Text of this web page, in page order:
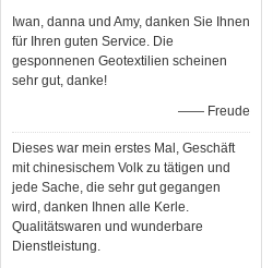
Iwan, danna und Amy, danken Sie Ihnen
für Ihren guten Service. Die
gesponnenen Geotextilien scheinen
sehr gut, danke!
—— Freude
Dieses war mein erstes Mal, Geschäft
mit chinesischem Volk zu tätigen und
jede Sache, die sehr gut gegangen
wird, danken Ihnen alle Kerle.
Qualitätswaren und wunderbare
Dienstleistung.